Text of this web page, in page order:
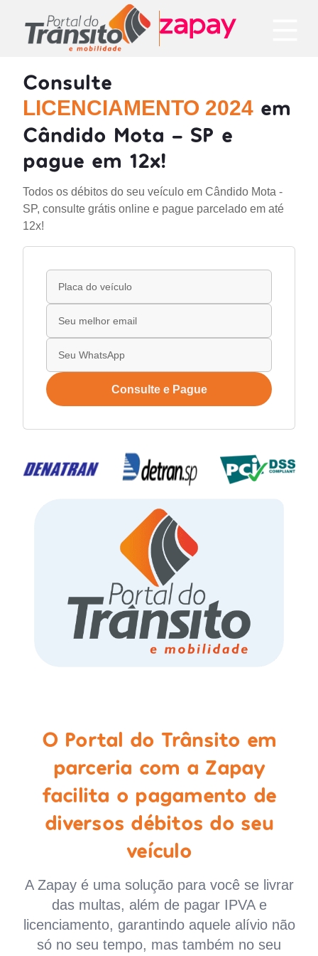
Consulte
LICENCIAMENTO 2024 em
Cândido Mota - SP e
pague em 12x!
Todos os débitos do seu veículo em Cândido Mota -
SP, consulte grátis online e pague parcelado em até
12x!
Consulte e Pague
O Portal do Trânsito em
parceria com a Zapay
facilita o pagamento de
diversos débitos do seu
veículo
A Zapay é uma solução para você se livrar
das multas, além de pagar IPVA e
licenciamento, garantindo aquele alívio não
só no seu tempo, mas também no seu